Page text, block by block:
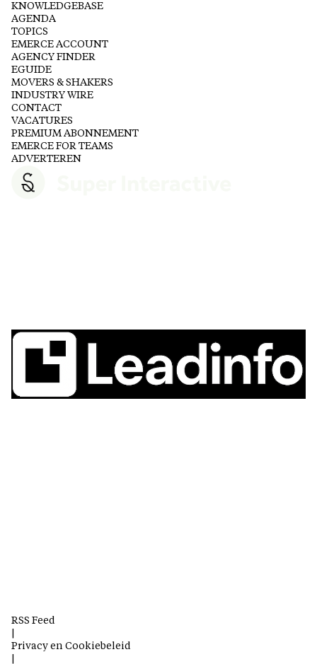
KNOWLEDGEBASE
AGENDA
TOPICS
EMERCE ACCOUNT
AGENCY FINDER
EGUIDE
MOVERS & SHAKERS
INDUSTRY WIRE
CONTACT
VACATURES
PREMIUM ABONNEMENT
EMERCE FOR TEAMS
ADVERTEREN
RSS Feed
Privacy en Cookiebeleid